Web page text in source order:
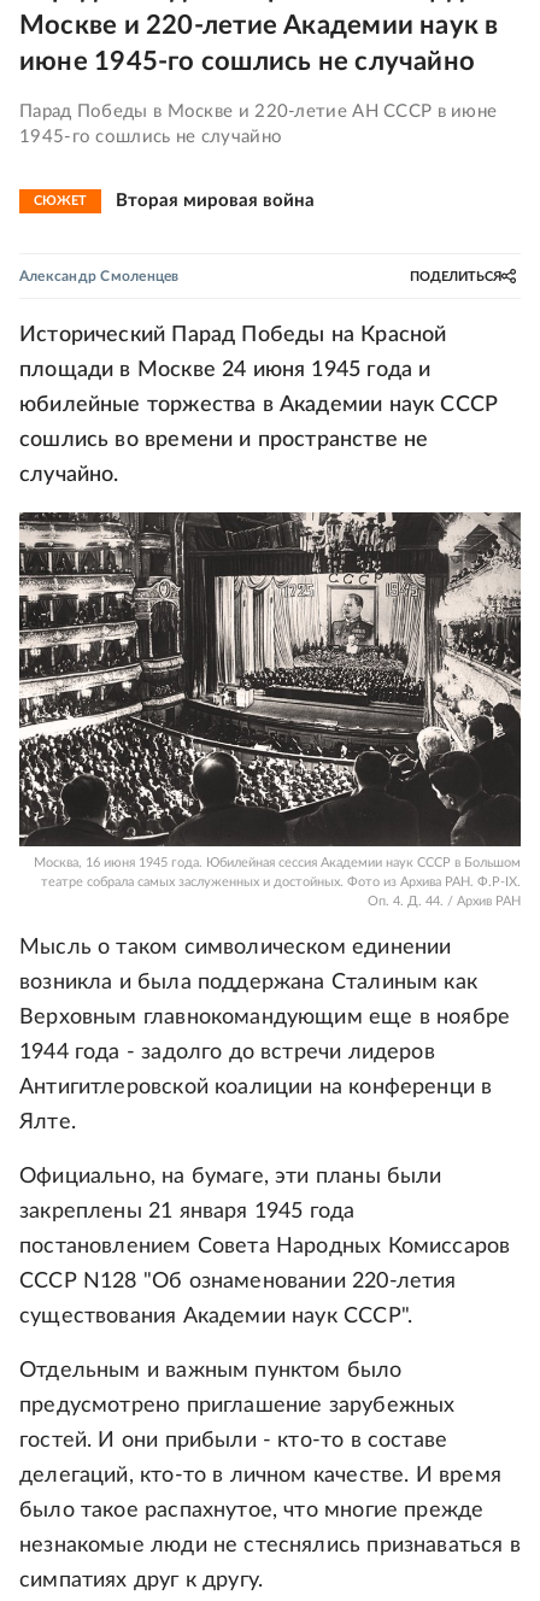
Москве и 220-летие Академии наук в
июне 1945-го сошлись не случайно
Парад Победы в Москве и 220-летие АН СССР в июне
1945-го сошлись не случайно
СЮЖЕТ Вторая мировая война
Александр Смоленцев ПОДЕЛИТЬСЯ
Исторический Парад Победы на Красной
площади в Москве 24 июня 1945 года и
юбилейные торжества в Академии наук СССР
сошлись во времени и пространстве не
случайно.
Москва, 16 июня 1945 года. Юбилейная сессия Академии наук СССР в Большом
театре собрала самых заслуженных и достойных. Фото из Архива РАН. Ф.Р-IX.
Оп. 4. Д. 44. / Архив РАН
Мысль о таком символическом единении
возникла и была поддержана Сталиным как
Верховным главнокомандующим еще в ноябре
1944 года - задолго до встречи лидеров
Антигитлеровской коалиции на конференци в
Ялте.
Официально, на бумаге, эти планы были
закреплены 21 января 1945 года
постановлением Совета Народных Комиссаров
СССР N128 "Об ознаменовании 220-летия
существования Академии наук СССР".
Отдельным и важным пунктом было
предусмотрено приглашение зарубежных
гостей. И они прибыли - кто-то в составе
делегаций, кто-то в личном качестве. И время
было такое распахнутое, что многие прежде
незнакомые люди не стеснялись признаваться в
симпатиях друг к другу.